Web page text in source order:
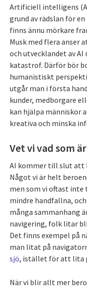
Artificiell intelligens
grund av rädslan för
finns ännu mörkare
Musk med flera anser
och utvecklandet av
katastrof. Därför bör
humanistiskt
utgår man i första
kunder, medborgare
kan hjälpa
kreativa och minska
Vet vi vad som
AI kommer till slut att
Något vi är helt
men som vi oftast inte
mindre handfallna,
många sammanhang
navigering, folk litar
Det finns exempel på
man litat på
sjö, istället för att lita
När vi blir allt mer